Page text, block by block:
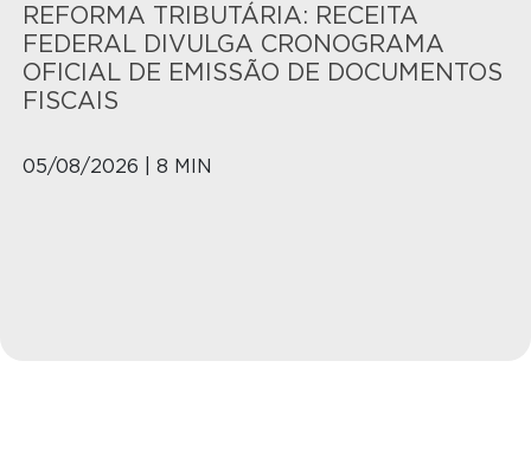
REFORMA TRIBUTÁRIA: RECEITA
FEDERAL DIVULGA CRONOGRAMA
OFICIAL DE EMISSÃO DE DOCUMENTOS
FISCAIS
05/08/2026 | 8 MIN